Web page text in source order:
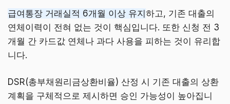
급여통장 거래실적 6개월 이상 유지하고, 기존 대출의
연체이력이 전혀 없는 것이 핵심입니다. 또한 신청 전 3
개월 간 카드값 연체나 과다 사용을 피하는 것이 유리합
니다.
DSR(총부채원리금상환비율) 산정 시 기존 대출의 상환
계획을 구체적으로 제시하면 승인 가능성이 높아집니